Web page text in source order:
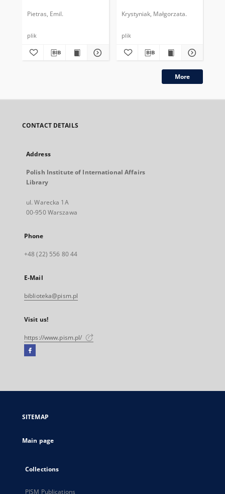
Pietras, Emil.
plik
Krystyniak, Małgorzata.
plik
More
CONTACT DETAILS
Address
Polish Institute of International Affairs
Library
ul. Warecka 1A
00-950 Warszawa
Phone
+48 (22) 556 80 44
E-Mail
biblioteka@pism.pl
Visit us!
https://www.pism.pl/
Facebook
open
new
SITEMAP
Main page
Collections
PISM Publications